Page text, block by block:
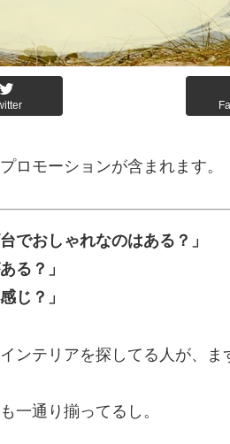
ロモーションが含まれます。
でおしゃれなのはある？」
る？」
じ？」
ンテリアを探してる人が、ま
一通り揃ってるし。